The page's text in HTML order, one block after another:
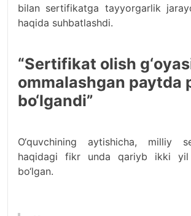
bilan sertifikatga tayyorgarlik
haqida suhbatlashdi.
“Sertifikat olish
ommalashgan paytda
bo‘lgandi”
O‘quvchining aytishicha, milliy
haqidagi fikr unda qariyb ikki
bo‘lgan.